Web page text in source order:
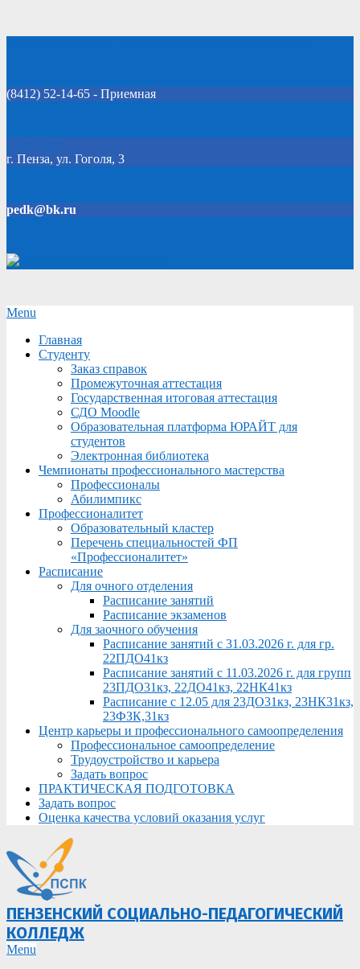
(8412) 52-14-65 - Приемная
Click Here
г. Пенза, ул. Гоголя, 3
pedk@bk.ru
Secondary
Menu
Menu
Главная
Студенту
Заказ справок
Промежуточная аттестация
Государственная итоговая аттестация
СДО Moodle
Образовательная платформа ЮРАЙТ для
студентов
Электронная библиотека
Чемпионаты профессионального мастерства
Профессионалы
Абилимпикс
Профессионалитет
Образовательный кластер
Перечень специальностей ФП
«Профессионалитет»
Расписание
Для очного отделения
Расписание занятий
Расписание экзаменов
Для заочного обучения
Расписание занятий с 31.03.2026 г. для гр.
22ПДО41кз
Расписание занятий с 11.03.2026 г. для групп
23ПДО31кз, 22ДО41кз, 22НК41кз
Расписание с 12.05 для 23ДО31кз, 23НК31кз,
23ФЗК,31кз
Центр карьеры и профессионального самоопределения
Профессиональное самоопределение
Трудоустройство и карьера
Задать вопрос
ПРАКТИЧЕСКАЯ ПОДГОТОВКА
Задать вопрос
Оценка качества условий оказания услуг
ПЕНЗЕНСКИЙ СОЦИАЛЬНО-ПЕДАГОГИЧЕСКИЙ
КОЛЛЕДЖ
Primary
Menu